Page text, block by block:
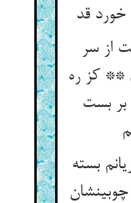
خورد قد
از سر
** کز ره
بست
بسته